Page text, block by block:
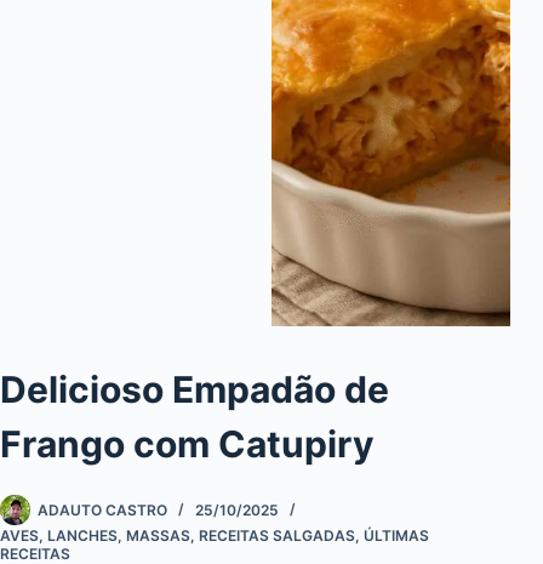
Delicioso Empadão de
Frango com Catupiry
ADAUTO CASTRO
25/10/2025
AVES, LANCHES, MASSAS, RECEITAS SALGADAS, ÚLTIMAS
RECEITAS